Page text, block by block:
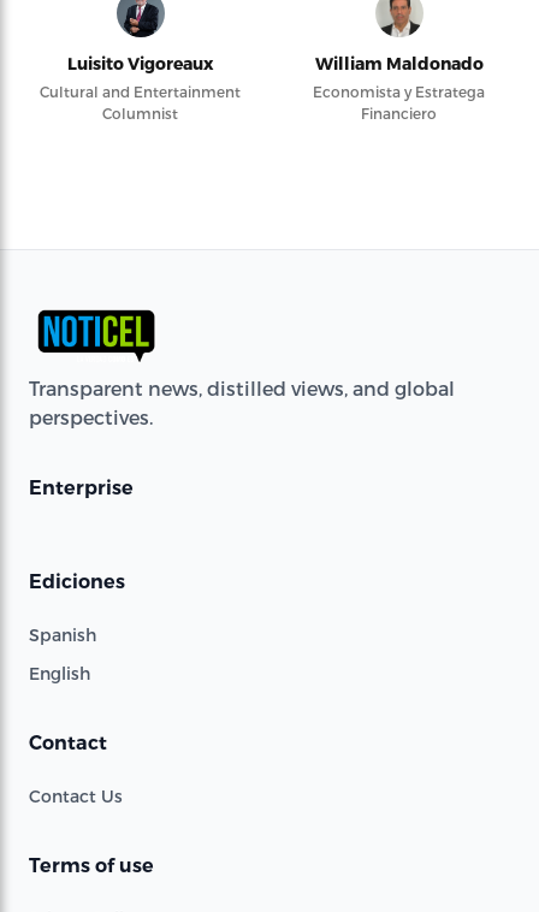
Luisito Vigoreaux
Cultural and Entertainment
Columnist
William Maldonado
Economista y Estratega
Financiero
Transparent news, distilled views, and global
perspectives.
Enterprise
Ediciones
Spanish
English
Contact
Contact Us
Terms of use